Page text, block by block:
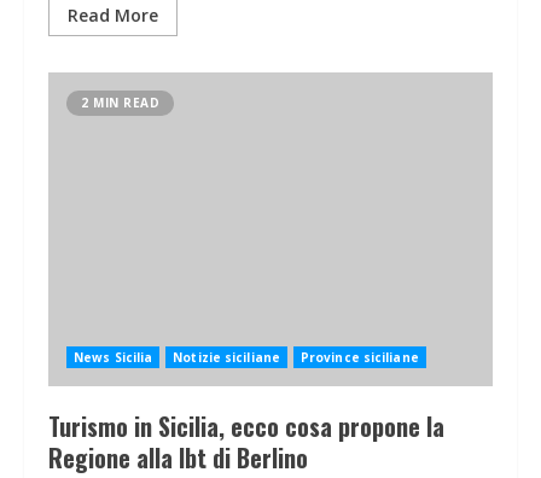
Read More
2 MIN READ
News Sicilia Notizie siciliane Province siciliane
Turismo in Sicilia, ecco cosa propone la
Regione alla Ibt di Berlino